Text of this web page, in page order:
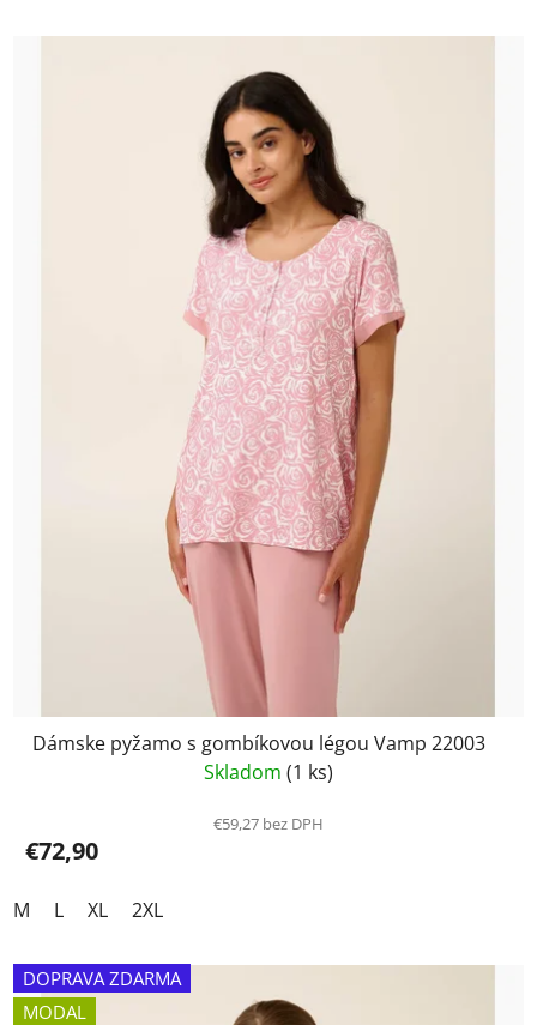
Dámske pyžamo s gombíkovou légou Vamp 22003
Skladom (1 ks)
€59,27 bez DPH
€72,90
M L XL 2XL
DOPRAVA ZDARMA
MODAL